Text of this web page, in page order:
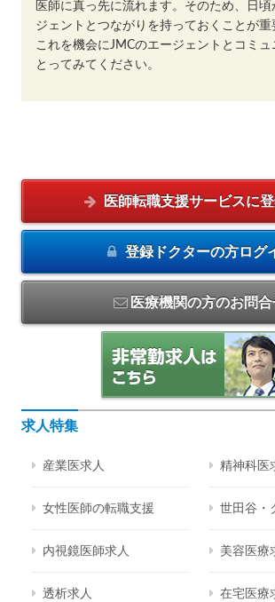
医師に真っ先に流れます。そのため、日
ジェントとつながりを持っておくことが重
これを機会にJMCのエージェントとコミ
とってみてください。
医師転職支援サービスに
登録ドクターの方ログ
医療機関の方のお問合
求人特集
産業医求人 精神科医
女性医師の転職支援 世田谷・
内視鏡医師求人 美容医療
透析求人 在宅医療